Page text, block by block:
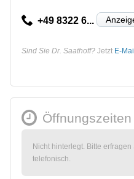
+49 8322 6...
Sind Sie Dr. Saathoff? Jetzt E-
Öffnungszeiten
Nicht hinterlegt. Bitte
telefonisch.